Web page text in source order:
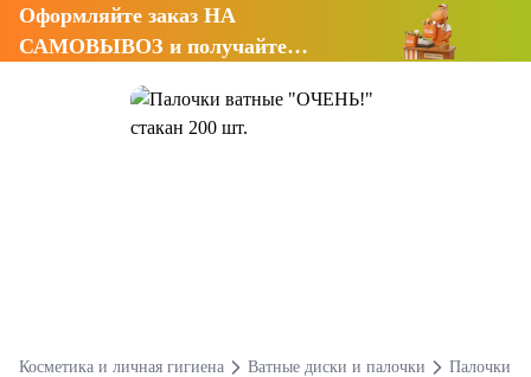
Оформляйте заказ НА
САМОВЫВОЗ и получайте
Косметика и личная гигиена Ватные диски и палочки Палочки